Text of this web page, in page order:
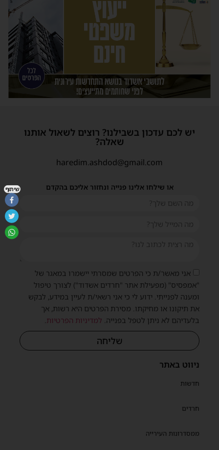
ניווט באתר
חדשות
חרדים
ממסדרונות העירייה
יש לכם עדכון בשבילנו? רוצים לשאול אותנו
שאלה?
haredim.ashdod@gmail.com
או שילחו אלינו פנייה ונחזור אליכם בהקדם
אני מאשר/ת כי הפרטים שמסרתי יישמרו במאגר של
"אמפסיס" (מפעילת אתר "חרדים אשדוד") לצורך טיפול
ומענה לפנייתי. ידוע לי כי אני רשאי/ת לעיין במידע, לבקש
את תיקונו או מחיקתו. מסירת הפרטים היא רשות, אך
בלעדיהם לא ניתן לטפל בפנייה. למדיניות הפרטיות
שליחה
שיתוף